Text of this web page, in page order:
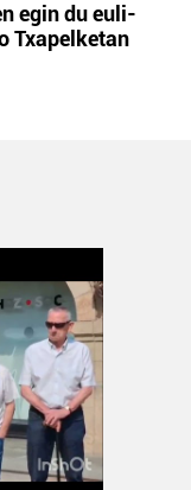
egin du euli-
Txapelketan